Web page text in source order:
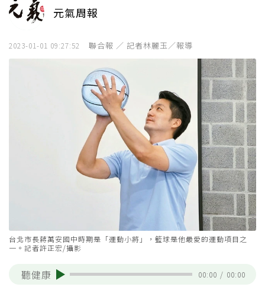
元氣周報
2023-01-01 09:27:52 聯合報 ／ 記者林麗玉／報導
台北市長蔣萬安國中時期是「運動小將」，籃球是他最愛的運動項目之
一。記者許正宏/攝影
聽健康 00:00 / 00:00